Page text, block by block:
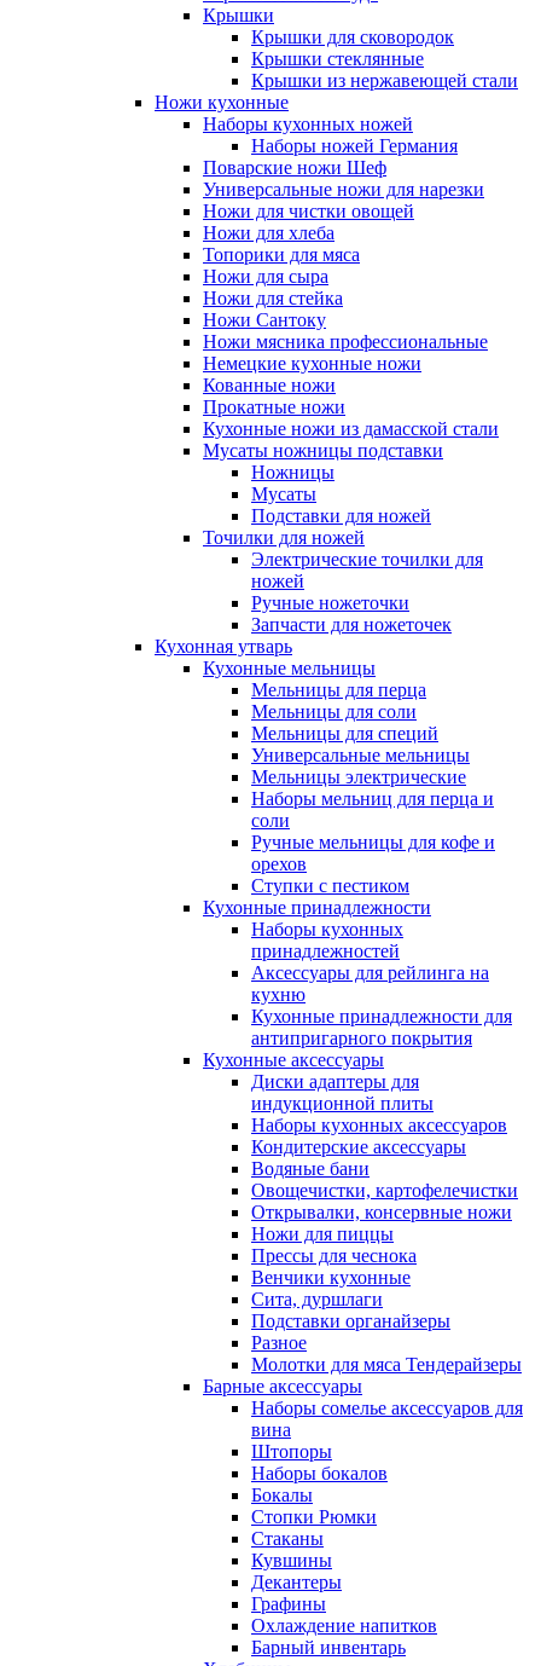
Крышки
Крышки для сковородок
Крышки стеклянные
Крышки из нержавеющей стали
Ножи кухонные
Наборы кухонных ножей
Наборы ножей Германия
Поварские ножи Шеф
Универсальные ножи для нарезки
Ножи для чистки овощей
Ножи для хлеба
Топорики для мяса
Ножи для сыра
Ножи для стейка
Ножи Сантоку
Ножи мясника профессиональные
Немецкие кухонные ножи
Кованные ножи
Прокатные ножи
Кухонные ножи из дамасской стали
Мусаты ножницы подставки
Ножницы
Мусаты
Подставки для ножей
Точилки для ножей
Электрические точилки для
ножей
Ручные ножеточки
Запчасти для ножеточек
Кухонная утварь
Кухонные мельницы
Мельницы для перца
Мельницы для соли
Мельницы для специй
Универсальные мельницы
Мельницы электрические
Наборы мельниц для перца и
соли
Ручные мельницы для кофе и
орехов
Ступки с пестиком
Кухонные принадлежности
Наборы кухонных
принадлежностей
Аксессуары для рейлинга на
кухню
Кухонные принадлежности для
антипригарного покрытия
Кухонные аксессуары
Диски адаптеры для
индукционной плиты
Наборы кухонных аксессуаров
Кондитерские аксессуары
Водяные бани
Овощечистки, картофелечистки
Открывалки, консервные ножи
Ножи для пиццы
Прессы для чеснока
Венчики кухонные
Сита, дуршлаги
Подставки органайзеры
Разное
Молотки для мяса Тендерайзеры
Барные аксессуары
Наборы сомелье аксессуаров для
вина
Штопоры
Наборы бокалов
Бокалы
Стопки Рюмки
Стаканы
Кувшины
Декантеры
Графины
Охлаждение напитков
Барный инвентарь